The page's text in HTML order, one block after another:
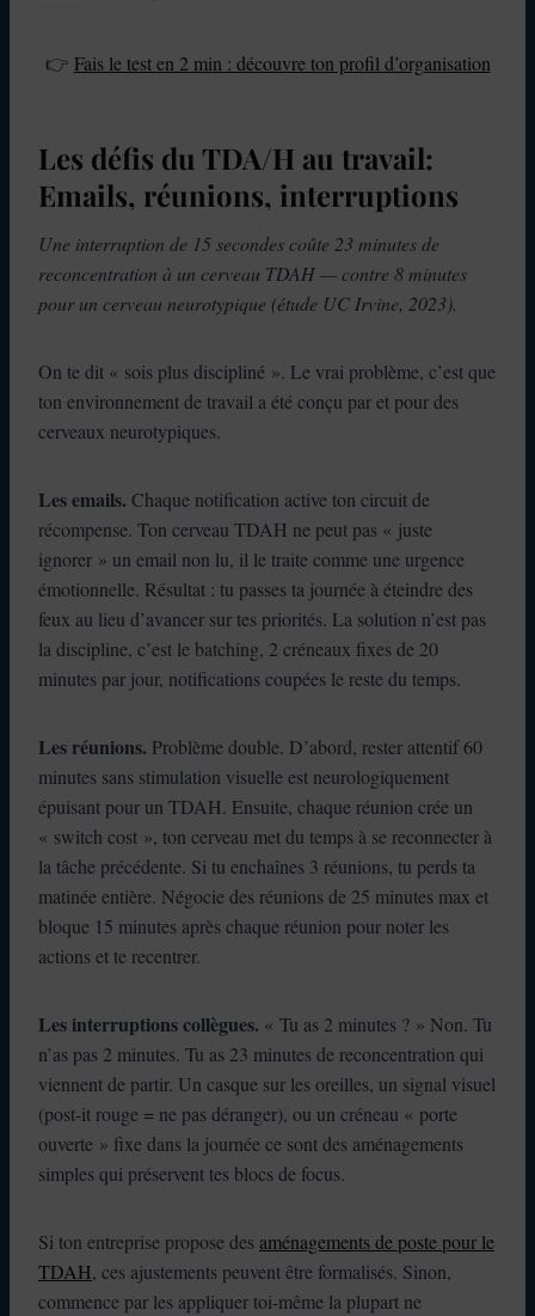
👉 Fais le test en 2 min : découvre ton profil d’organisation
Les défis du TDA/H au travail:
Emails, réunions, interruptions
Une interruption de 15 secondes coûte 23 minutes de
reconcentration à un cerveau TDAH — contre 8 minutes
pour un cerveau neurotypique (étude UC Irvine, 2023).
On te dit « sois plus discipliné ». Le vrai problème, c’est que
ton environnement de travail a été conçu par et pour des
cerveaux neurotypiques.
Les emails. Chaque notification active ton circuit de
récompense. Ton cerveau TDAH ne peut pas « juste
ignorer » un email non lu, il le traite comme une urgence
émotionnelle. Résultat : tu passes ta journée à éteindre des
feux au lieu d’avancer sur tes priorités. La solution n’est pas
la discipline, c’est le batching, 2 créneaux fixes de 20
minutes par jour, notifications coupées le reste du temps.
Les réunions. Problème double. D’abord, rester attentif 60
minutes sans stimulation visuelle est neurologiquement
épuisant pour un TDAH. Ensuite, chaque réunion crée un
« switch cost », ton cerveau met du temps à se reconnecter à
la tâche précédente. Si tu enchaînes 3 réunions, tu perds ta
matinée entière. Négocie des réunions de 25 minutes max et
bloque 15 minutes après chaque réunion pour noter les
actions et te recentrer.
Les interruptions collègues. « Tu as 2 minutes ? » Non. Tu
n’as pas 2 minutes. Tu as 23 minutes de reconcentration qui
viennent de partir. Un casque sur les oreilles, un signal visuel
(post-it rouge = ne pas déranger), ou un créneau « porte
ouverte » fixe dans la journée ce sont des aménagements
simples qui préservent tes blocs de focus.
Si ton entreprise propose des aménagements de poste pour le
TDAH, ces ajustements peuvent être formalisés. Sinon,
commence par les appliquer toi-même la plupart ne